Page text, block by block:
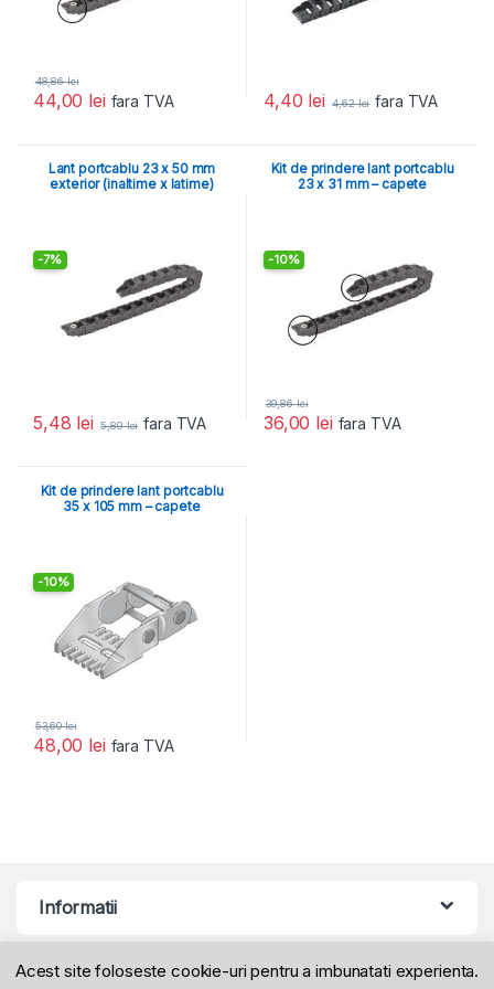
44,00 lei
48,86lei
fara TVA 4,40 lei 4,62lei fara TVA
Lant portcablu 23 x 50 mm
exterior (inaltime x latime)
-7%
5,48 lei 5,89lei fara TVA
Kit de prindere lant portcablu
23 x 31 mm – capete
-10%
36,00 lei
39,86lei
fara TVA
Kit de prindere lant portcablu
35 x 105 mm – capete
-10%
48,00 lei
53,60lei
fara TVA
Informatii
Produse
Acest site foloseste cookie-uri pentru a imbunatati experienta.